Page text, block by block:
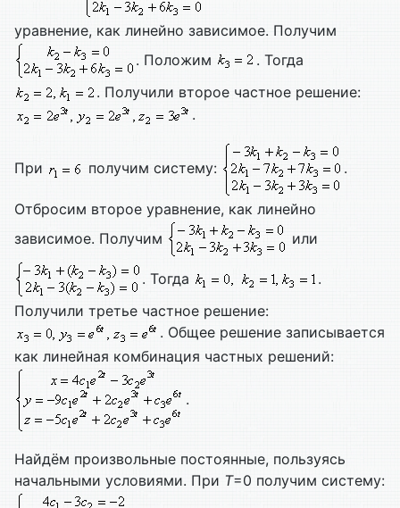
уравнение, как линейно зависимое. Получим
. Положим
. Тогда
. Получили второе частное решение:
.
При получим систему: .
Отбросим второе уравнение, как линейно
зависимое. Получим
или
. Тогда
.
Получили третье частное решение:
. Общее решение записывается
как линейная комбинация частных решений:
.
Найдём произвольные постоянные, пользуясь
начальными условиями. При T=0 получим систему: